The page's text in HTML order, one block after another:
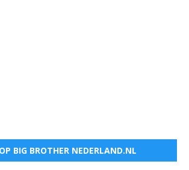
BIG BROTHER NEDERLAND.NL